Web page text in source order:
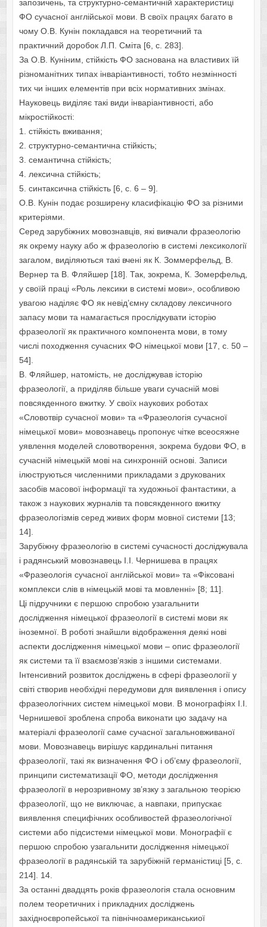
запозичень, та структурно-семантичній характеристиці
ФО сучасної англійської мови. В своїх працях багато в
чому О.В. Кунін покладався на теоретичний та
практичний доробок Л.П. Сміта [6, c. 283].
За О.В. Куніним, стійкість ФО заснована на властивих їй
різноманітних типах інваріантивності, тобто незмінності
тих чи інших елементів при всіх нормативних змінах.
Науковець виділяє такі види інваріантивності, або
мікростійкості:
1. стійкість вживання;
2. структурно-семантична стійкість;
3. семантична стійкість;
4. лексична стійкість;
5. синтаксична стійкість [6, c. 6 – 9].
О.В. Кунін подає розширену класифікацію ФО за різними
критеріями.
Серед зарубіжних мовознавців, які вивчали фразеологію
як окрему науку або ж фразеологію в системі лексикології
загалом, виділяються такі вчені як К. Зоммерфельд, В.
Вернер та В. Фляйшер [18]. Так, зокрема, К. Зомерфельд,
у своїй праці «Роль лексики в системі мови», особливою
увагою наділяє ФО як невід’ємну складову лексичного
запасу мови та намагається прослідкувати історію
фразеології як практичного компонента мови, в тому
числі походження сучасних ФО німецької мови [17, c. 50 –
54].
В. Фляйшер, натомість, не досліджував історію
фразеології, а приділяв більше уваги сучасній мові
повсякденного вжитку. У своїх наукових роботах
«Словотвір сучасної мови» та «Фразеологія сучасної
німецької мови» мовознавець пропонує чітке всеосяжне
уявлення моделей словотворення, зокрема будови ФО, в
сучасній німецькій мові на синхронній основі. Записи
ілюструються численними прикладами з друкованих
засобів масової інформації та художньої фантастики, а
також з наукових журналів та повсякденного вжитку
фразеологізмів серед живих форм мовної системи [13;
14].
Зарубіжну фразеологію в системі сучасності досліджувала
і радянський мовознавець І.І. Чернишева в працях
«Фразеологія сучасної англійської мови» та «Фіксовані
комплекси слів в німецькій мові та мовленні» [8; 11].
Ці підручники є першою спробою узагальнити
дослідження німецької фразеології в системі мови як
іноземної. В роботі знайшли відображення деякі нові
аспекти дослідження німецької мови – опис фразеології
як системи та її взаємозв’язків з іншими системами.
Інтенсивний розвиток досліджень в сфері фразеології у
світі створив необхідні передумови для виявлення і опису
фразеологічних систем німецької мови. В монографіях І.І.
Чернишевої зроблена спроба виконати цю задачу на
матеріалі фразеології саме сучасної загальновживаної
мови. Мовознавець вирішує кардинальні питання
фразеології, такі як визначення ФО і об’єму фразеології,
принципи систематизації ФО, методи дослідження
фразеології в нерозривному зв’язку з загальною теорією
фразеології, що не виключає, а навпаки, припускає
виявлення специфічних особливостей фразеологічної
системи або підсистеми німецької мови. Монографії є
першою спробою узагальнити дослідження німецької
фразеології в радянській та зарубіжній германістиці [5, c.
214]. 14.
За останні двадцять років фразеологія стала основним
полем теоретичних і прикладних досліджень
західноєвропейської та північноамериканськиої